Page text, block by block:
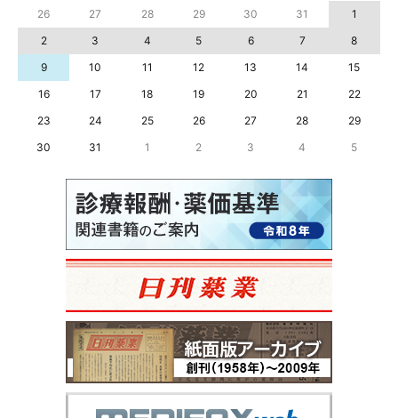
26 27 28 29 30 31
1
2
3 4 5 6 7
8
9
10 11 12 13 14
15
16
17 18 19 20 21
22
23
24 25 26 27 28
29
30
31 1 2 3 4 5